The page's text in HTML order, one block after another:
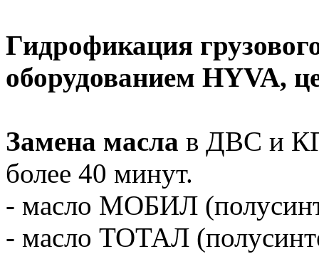
Гидрофикация
оборудованием HYVA,
Замена масла в ДВС и
более 40 минут.
- масло МОБИЛ
- масло ТОТАЛ